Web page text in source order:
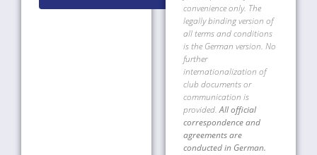
convenience only. The
legally binding version of
all terms and conditions
is the German version. No
further
internationalization of
club documents or
communication is
provided.All official
correspondence and
agreements are
conducted in German.